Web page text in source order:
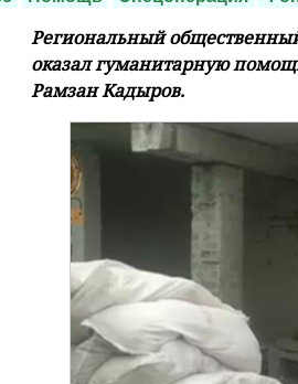
Региональный
оказал гуманитарную
Рамзан Кадыров.